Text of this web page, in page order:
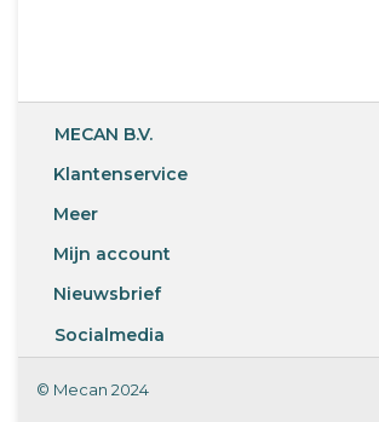
MECAN B.V.
Klantenservice
Meer
Mijn account
Nieuwsbrief
Socialmedia